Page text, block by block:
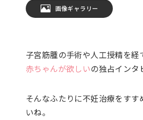
画像ギャラリー
子宮筋腫の手術や人工授精を経
赤ちゃんが欲しいの独占インタ
そんなふたりに不妊治療をす
いね。